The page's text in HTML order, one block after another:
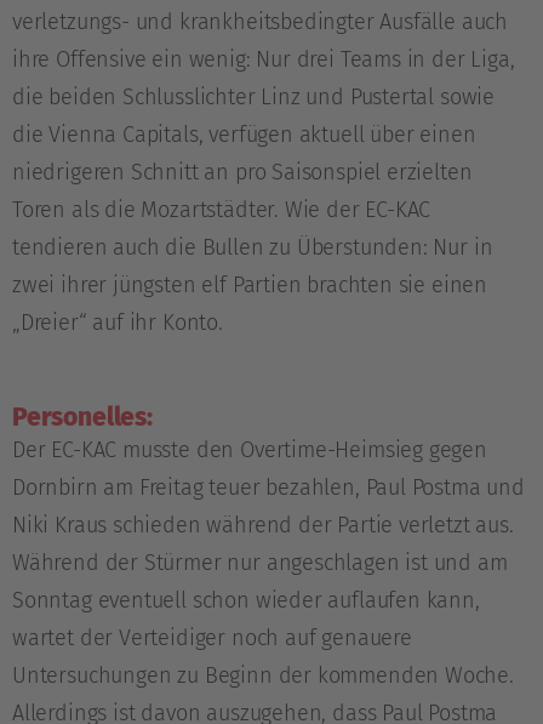
verletzungs- und krankheitsbedingter Ausfälle auch
ihre Offensive ein wenig: Nur drei Teams in der Liga,
die beiden Schlusslichter Linz und Pustertal sowie
die Vienna Capitals, verfügen aktuell über einen
niedrigeren Schnitt an pro Saisonspiel erzielten
Toren als die Mozartstädter. Wie der EC-KAC
tendieren auch die Bullen zu Überstunden: Nur in
zwei ihrer jüngsten elf Partien brachten sie einen
„Dreier“ auf ihr Konto.
Personelles:
Der EC-KAC musste den Overtime-Heimsieg gegen
Dornbirn am Freitag teuer bezahlen, Paul Postma und
Niki Kraus schieden während der Partie verletzt aus.
Während der Stürmer nur angeschlagen ist und am
Sonntag eventuell schon wieder auflaufen kann,
wartet der Verteidiger noch auf genauere
Untersuchungen zu Beginn der kommenden Woche.
Allerdings ist davon auszugehen, dass Paul Postma